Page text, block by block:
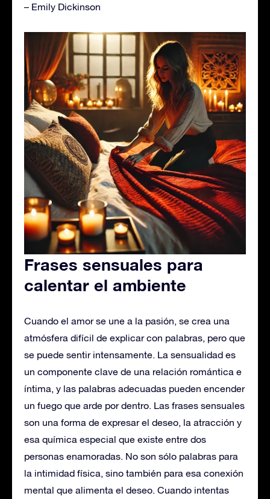
– Emily Dickinson
Frases sensuales para
calentar el ambiente
Cuando el amor se une a la pasión, se crea una
atmósfera difícil de explicar con palabras, pero que
se puede sentir intensamente. La sensualidad es
un componente clave de una relación romántica e
íntima, y las palabras adecuadas pueden encender
un fuego que arde por dentro. Las frases sensuales
son una forma de expresar el deseo, la atracción y
esa química especial que existe entre dos
personas enamoradas. No son sólo palabras para
la intimidad física, sino también para esa conexión
mental que alimenta el deseo. Cuando intentas